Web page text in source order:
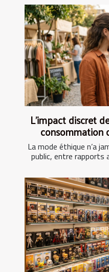
L’impact discret
consommation
La mode éthique n’a
public, entre rapports